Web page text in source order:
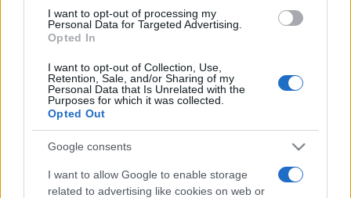
I want to opt-out of processing my
Personal Data for Targeted Advertising.
Opted In
I want to opt-out of Collection, Use,
Retention, Sale, and/or Sharing of my
Personal Data that Is Unrelated with the
Purposes for which it was collected.
Opted Out
Google consents
I want to allow Google to enable storage
related to advertising like cookies on web or
Heute Diese Woche Diesen Monat
Arkadium's Codeword
Überblick